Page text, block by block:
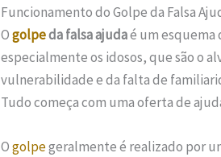
Funcionamento do Golpe da Falsa
Ogolpeda falsa ajudaé um esquema
especialmente os idosos, que são o
vulnerabilidade e da falta de
Tudo começa com uma oferta de
Ogolpegeralmente é realizado por